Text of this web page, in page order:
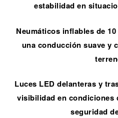
estabilidad en
Neumáticos inflables de
una conducción suave y
Luces LED delanteras y
visibilidad en condiciones
seguridad